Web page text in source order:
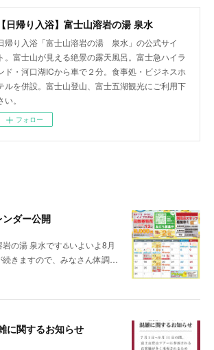
【日帰り入浴】富士山溶岩の湯 泉水
帰り入浴「富士山溶岩の湯 泉水」の公式サイ
ト。富士山が見える絶景の露天風呂。富士急ハイラ
ド・河口湖ICから車で２分。食事処・ビジネスホ
ルを併設。富士山登山、富士五湖観光にご利用下
い。
フォロー
ダー公開
岩の湯 泉水です♨️いよいよ8月
続きますので、みなさん体調…
に関するお知らせ